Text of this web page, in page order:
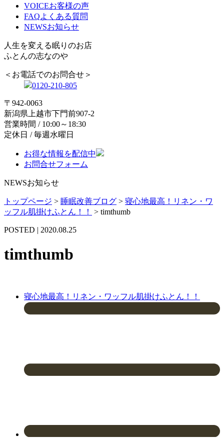
VOICEお客様の声
FAQよくある質問
NEWSお知らせ
人生を変える眠りのお店
ふとんの志なのや
＜お電話でのお問合せ＞
0120-210-805
〒942-0063
新潟県上越市下門前907-2
営業時間 / 10:00～18:30
定休日 / 毎週水曜日
お得な情報を配信中
お問合せフォーム
NEWSお知らせ
トップページ > 睡眠改善ブログ > 寝心地最高！リネン・ワ
ッフル肌掛けふとん！！
> timthumb
POSTED | 2020.08.25
timthumb
寝心地最高！リネン・ワッフル肌掛けふとん！！